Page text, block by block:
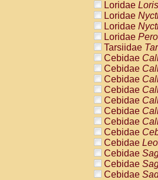
Loridae
Loridae
Loridae
Loridae
Tarsiidae
Cebidae
Cebidae
Cebidae
Cebidae
Cebidae
Cebidae
Cebidae
Cebidae
Cebidae
Cebidae
Cebidae
Cebidae